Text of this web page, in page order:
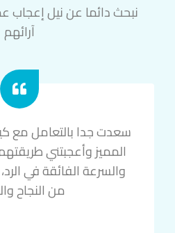
نبحث دائما عن نيل إعجاب
آرائهم
سعدت جدا بالتعامل مع
المميز وأعجبتني
والسرعة الفائقة في
من النجاح